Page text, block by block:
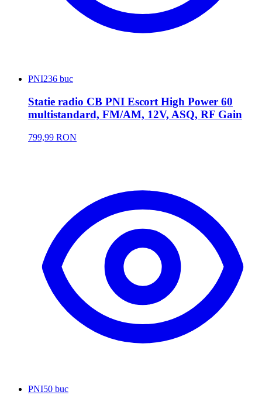
PNI236 buc
Statie radio CB PNI Escort High Power 60
multistandard, FM/AM, 12V, ASQ, RF Gain
799,99 RON
PNI50 buc